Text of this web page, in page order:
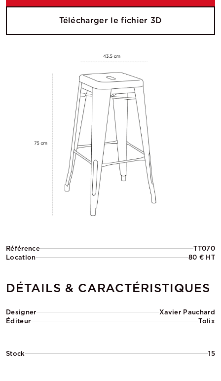
Référence
TT070
Location
80 € HT
DÉTAILS & CARACTÉRISTIQUES
Designer
Xavier Pauchard
Éditeur
Tolix
Stock 15
Télécharger le fichier 3D